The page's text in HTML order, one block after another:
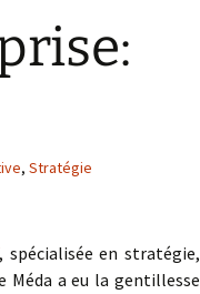
, Stratégie
spécialisée en stratégie,
a eu la gentillesse